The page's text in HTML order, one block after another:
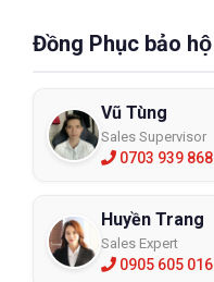
Đồng Phục bảo hộ
Vũ Tùng
Sales Supervisor
0703 939 868
Huyền Trang
Sales Expert
0905 605 016